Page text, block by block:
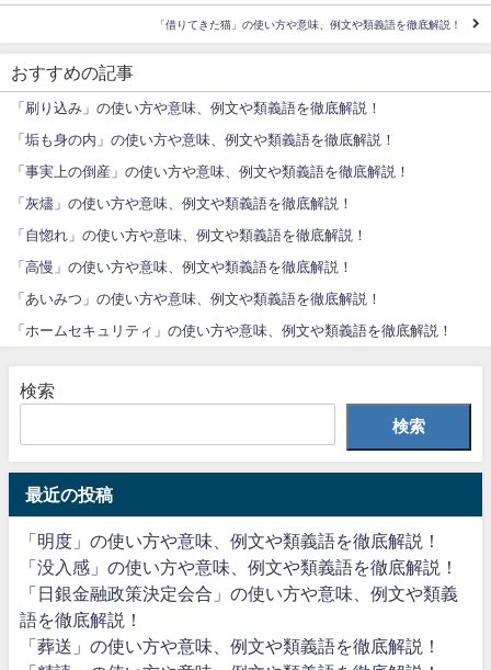
「借りてきた猫」の使い方や意味、例文や類義語を徹底解説！
おすすめの記事
「刷り込み」の使い方や意味、例文や類義語を徹底解説！
「垢も身の内」の使い方や意味、例文や類義語を徹底解説！
「事実上の倒産」の使い方や意味、例文や類義語を徹底解説！
「灰燼」の使い方や意味、例文や類義語を徹底解説！
「自惚れ」の使い方や意味、例文や類義語を徹底解説！
「高慢」の使い方や意味、例文や類義語を徹底解説！
「あいみつ」の使い方や意味、例文や類義語を徹底解説！
「ホームセキュリティ」の使い方や意味、例文や類義語を徹底解説！
検索
検索
最近の投稿
「明度」の使い方や意味、例文や類義語を徹底解説！
「没入感」の使い方や意味、例文や類義語を徹底解説！
「日銀金融政策決定会合」の使い方や意味、例文や類義
語を徹底解説！
「葬送」の使い方や意味、例文や類義語を徹底解説！